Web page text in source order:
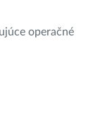
operačné